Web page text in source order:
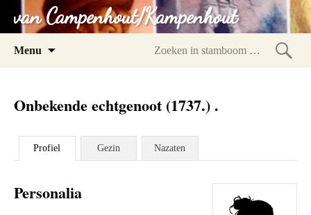
van Campenhout/Kampenhout
Menu
Onbekende echtgenoot (1737.) .
Profiel Gezin Nazaten
Personalia